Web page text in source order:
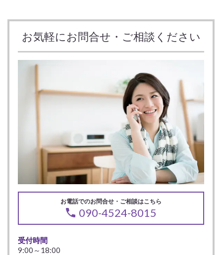
お気軽にお問合せ・ご相談ください
お電話でのお問合せ・ご相談はこちら
090-4524-8015
受付時間
9:00～18:00